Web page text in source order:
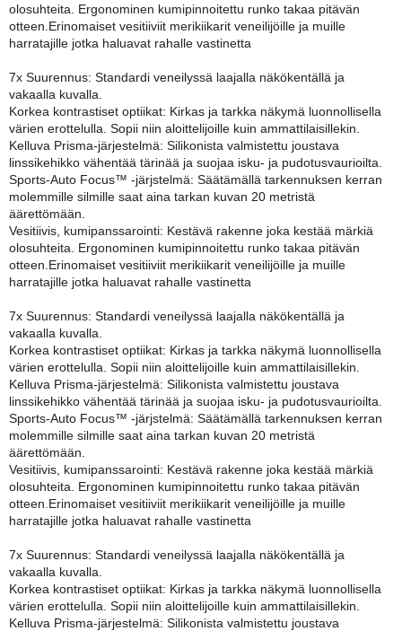
olosuhteita. Ergonominen kumipinnoitettu runko takaa pitävän
otteen.Erinomaiset vesitiiviit merikiikarit veneilijöille ja muille
harratajille jotka haluavat rahalle vastinetta
7x Suurennus: Standardi veneilyssä laajalla näkökentällä ja
vakaalla kuvalla.
Korkea kontrastiset optiikat: Kirkas ja tarkka näkymä luonnollisella
värien erottelulla. Sopii niin aloittelijoille kuin ammattilaisillekin.
Kelluva Prisma-järjestelmä: Silikonista valmistettu joustava
linssikehikko vähentää tärinää ja suojaa isku- ja pudotusvaurioilta.
Sports-Auto Focus™ -järjstelmä: Säätämällä tarkennuksen kerran
molemmille silmille saat aina tarkan kuvan 20 metristä
äärettömään.
Vesitiivis, kumipanssarointi: Kestävä rakenne joka kestää märkiä
olosuhteita. Ergonominen kumipinnoitettu runko takaa pitävän
otteen.Erinomaiset vesitiiviit merikiikarit veneilijöille ja muille
harratajille jotka haluavat rahalle vastinetta
7x Suurennus: Standardi veneilyssä laajalla näkökentällä ja
vakaalla kuvalla.
Korkea kontrastiset optiikat: Kirkas ja tarkka näkymä luonnollisella
värien erottelulla. Sopii niin aloittelijoille kuin ammattilaisillekin.
Kelluva Prisma-järjestelmä: Silikonista valmistettu joustava
linssikehikko vähentää tärinää ja suojaa isku- ja pudotusvaurioilta.
Sports-Auto Focus™ -järjstelmä: Säätämällä tarkennuksen kerran
molemmille silmille saat aina tarkan kuvan 20 metristä
äärettömään.
Vesitiivis, kumipanssarointi: Kestävä rakenne joka kestää märkiä
olosuhteita. Ergonominen kumipinnoitettu runko takaa pitävän
otteen.Erinomaiset vesitiiviit merikiikarit veneilijöille ja muille
harratajille jotka haluavat rahalle vastinetta
7x Suurennus: Standardi veneilyssä laajalla näkökentällä ja
vakaalla kuvalla.
Korkea kontrastiset optiikat: Kirkas ja tarkka näkymä luonnollisella
värien erottelulla. Sopii niin aloittelijoille kuin ammattilaisillekin.
Kelluva Prisma-järjestelmä: Silikonista valmistettu joustava